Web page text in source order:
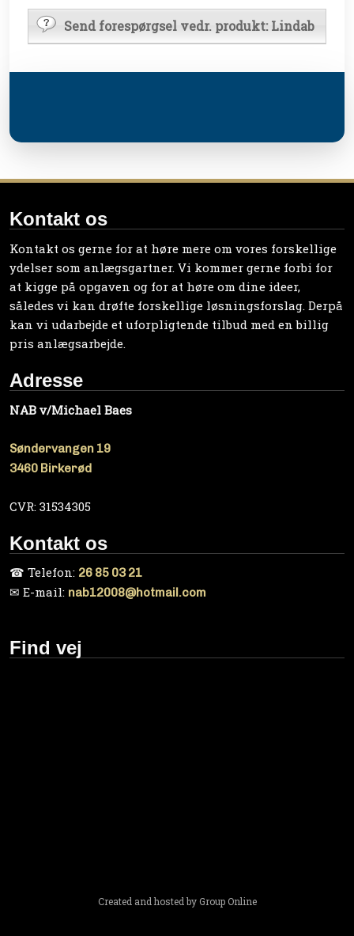
Send forespørgsel vedr. produkt: Lindab
Kontakt os
Kontakt os gerne for at høre mere om vores forskellige
ydelser som anlægsgartner. Vi kommer gerne forbi for
at kigge på opgaven og for at høre om dine ideer,
således vi kan drøfte forskellige løsningsforslag. Derpå
kan vi udarbejde et uforpligtende tilbud med en billig
pris anlægsarbejde.
Adresse
NAB v/Michael Baes
Søndervangen 19
​3460 Birkerød
CVR: 31534305
Kontakt os
☎ Telefon: 26 85 03 21
✉ E-mail: nab12008@hotmail.com
Find vej
Created and hosted by Group Online